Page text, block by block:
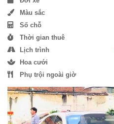
Màu sắc
Số chỗ
Thời gian thuê
Lịch trình
Hoa cưới
Phụ trội ngoài giờ